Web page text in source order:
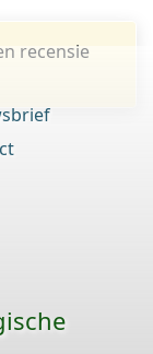
recensie